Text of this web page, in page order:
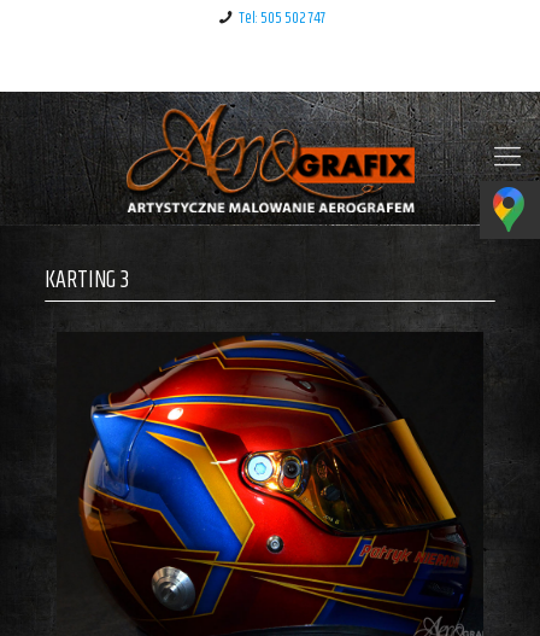
Tel: 505 502 747
KARTING 3